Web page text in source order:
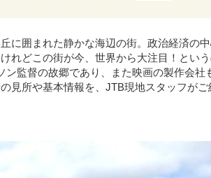
に囲まれた静かな海辺の街。政治経済の
れどこの街が今、世界から大注目！とい
監督の故郷であり、また映画の製作会社
見所や基本情報を、JTB現地スタッフがご